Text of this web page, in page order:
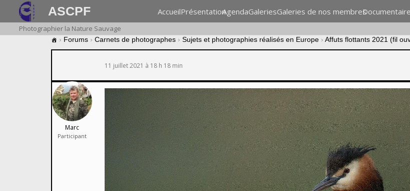
ASCPF AccueilPrésentationAgendaGaleriesGaleries de nos membres
Photographier la Nature Sauvage
› Forums › Carnets de photographes › Sujets et photographies réalisés en Europe › Affuts flottants 2021 (fil
11 juillet 2021 à 18 h 18 min
Marc
Participant